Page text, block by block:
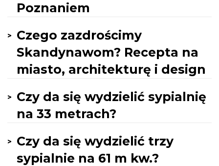
Poznaniem
Czego zazdrościmy
Skandynawom? Recepta na
miasto, architekturę i design
Czy da się wydzielić sypialnię
na 33 metrach?
Czy da się wydzielić trzy
sypialnie na 61 m kw.?